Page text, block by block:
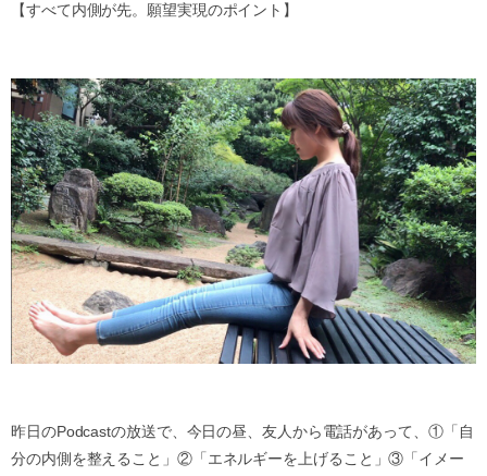
【すべて内側が先。願望実現のポイント】
昨日のPodcastの放送で、今日の昼、友人から電話があって、①「自
分の内側を整えること」②「エネルギーを上げること」③「イメー